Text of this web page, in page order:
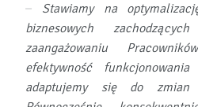
–
Stawiamy na
biznesowych
zaangażowaniu
efektywność
adaptujemy się do zmian